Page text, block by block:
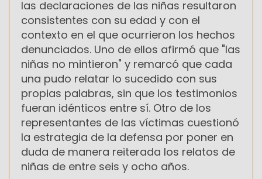
las declaraciones de las niñas resultaron
consistentes con su edad y con el
contexto en el que ocurrieron los hechos
denunciados. Uno de ellos afirmó que "las
niñas no mintieron" y remarcó que cada
una pudo relatar lo sucedido con sus
propias palabras, sin que los testimonios
fueran idénticos entre sí. Otro de los
representantes de las víctimas cuestionó
la estrategia de la defensa por poner en
duda de manera reiterada los relatos de
niñas de entre seis y ocho años.